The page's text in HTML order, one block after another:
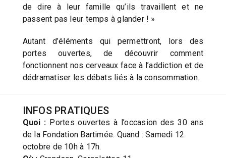
de dire à leur famille qu’ils travaillent et ne
passent pas leur temps à glander ! »
Autant d’éléments qui permettront, lors des
portes ouvertes, de découvrir comment
fonctionnent nos cerveaux face à l’addiction et de
dédramatiser les débats liés à la consommation.
INFOS PRATIQUES
Quoi : Portes ouvertes à l’occasion des 30 ans
de la Fondation Bartimée. Quand : Samedi 12
octobre de 10h à 17h.